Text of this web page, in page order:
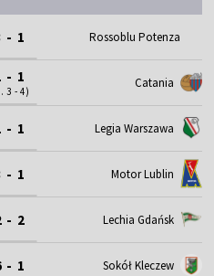
- 1 Rossoblu Potenza
- 1
3 - 4)
Catania
- 1 Legia Warszawa
- 1 Motor Lublin
- 2 Lechia Gdańsk
- 1 Sokół Kleczew